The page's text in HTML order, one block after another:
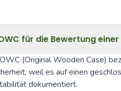
für die Bewertung einer
(Original Wooden Case)
weil es auf einen
dokumentiert.